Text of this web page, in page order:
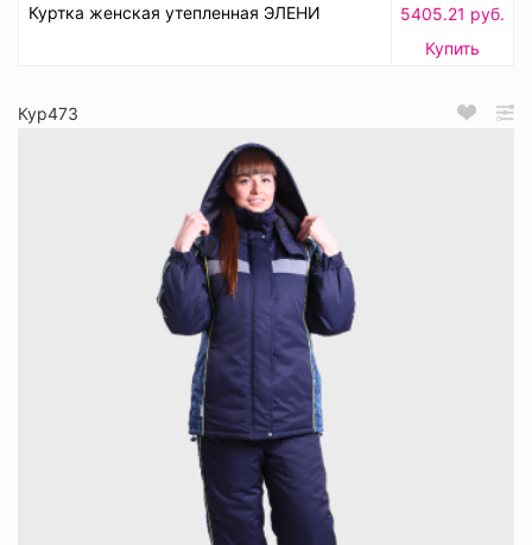
Куртка женская утепленная ЭЛЕНИ
5405.21 руб.
Купить
Кур473